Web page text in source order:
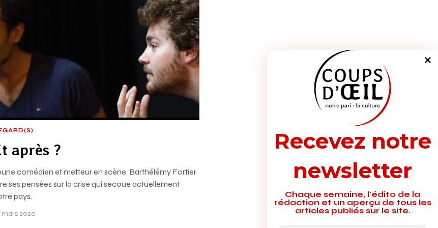
après ?
comédien et metteur en scène, Barthélémy Fortier
ses pensées sur la crise qui secoue actuellement
pays.
mars 2020
Recevez notre
newsletter
Chaque semaine, l'édito de la
rédaction et un aperçu de tous les
articles publiés sur le site.